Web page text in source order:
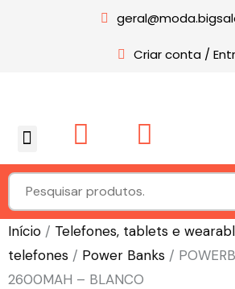
Criar conta /
Início / Telefones, tablets e
telefones / Power Banks /
2600MAH – BLANCO